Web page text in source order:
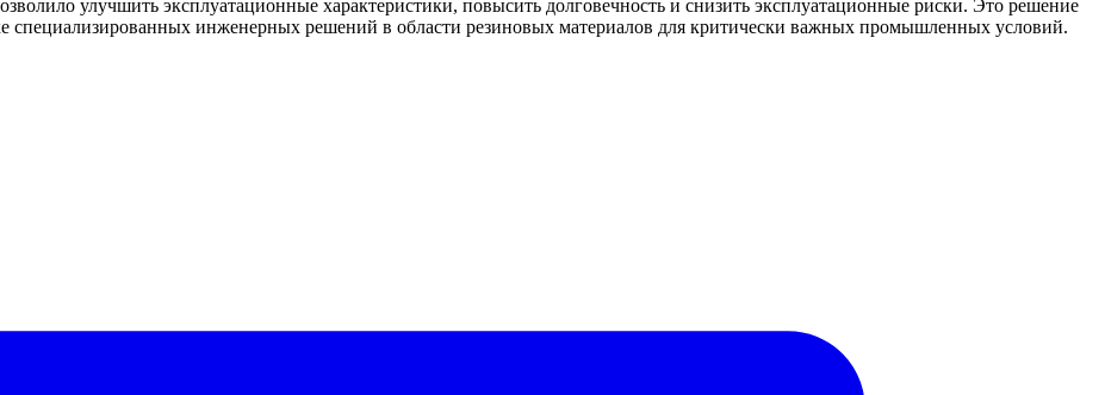
улучшить эксплуатационные характеристики, повысить долговечность и снизить эксплуатационные риски. Это решение
специализированных инженерных решений в области резиновых материалов для критически важных промышленных условий.